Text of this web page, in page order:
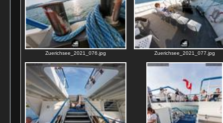
Zuerichsee_2021_076.jpg Zuerichsee_2021_077.jpg